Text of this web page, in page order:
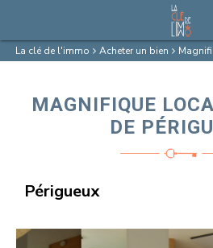
La clé de l'immo Acheter un bien
MAGNIFIQUE
DE
Périgueux